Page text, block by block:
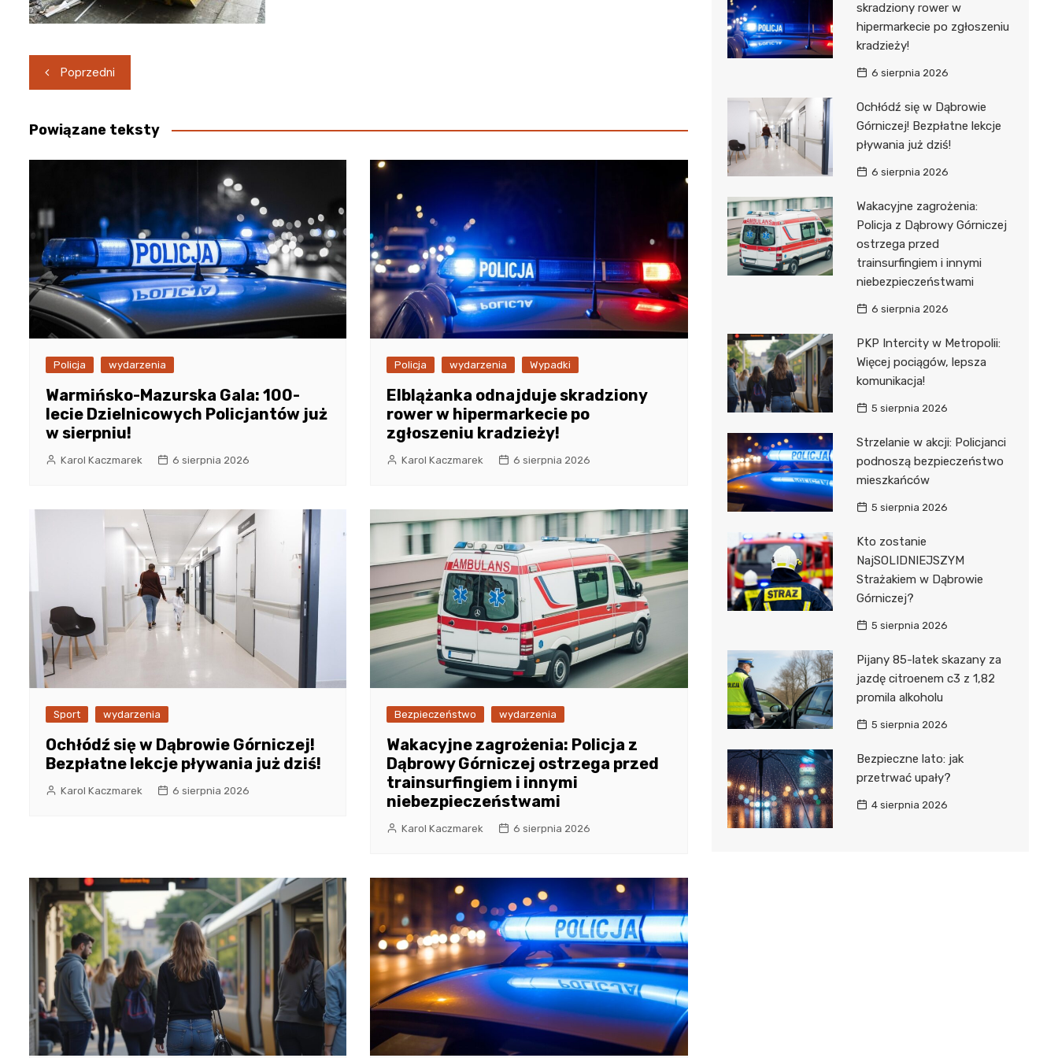
Nawigacja
wpisu
Poprzedni
Powiązane teksty
Policja wydarzenia
Warmińsko-Mazurska Gala: 100-
lecie Dzielnicowych Policjantów już
w sierpniu!
Karol Kaczmarek 6 sierpnia 2026
Policja wydarzenia Wypadki
Elblążanka odnajduje skradziony
rower w hipermarkecie po
zgłoszeniu kradzieży!
Karol Kaczmarek 6 sierpnia 2026
Sport wydarzenia
Ochłódź się w Dąbrowie Górniczej!
Bezpłatne lekcje pływania już dziś!
Karol Kaczmarek 6 sierpnia 2026
Bezpieczeństwo wydarzenia
Wakacyjne zagrożenia: Policja z
Dąbrowy Górniczej ostrzega przed
trainsurfingiem i innymi
niebezpieczeństwami
Karol Kaczmarek 6 sierpnia 2026
skradziony rower w
hipermarkecie po zgłoszeniu
kradzieży!
6 sierpnia 2026
Ochłódź się w Dąbrowie
Górniczej! Bezpłatne lekcje
pływania już dziś!
6 sierpnia 2026
Wakacyjne zagrożenia:
Policja z Dąbrowy Górniczej
ostrzega przed
trainsurfingiem i innymi
niebezpieczeństwami
6 sierpnia 2026
PKP Intercity w Metropolii:
Więcej pociągów, lepsza
komunikacja!
5 sierpnia 2026
Strzelanie w akcji: Policjanci
podnoszą bezpieczeństwo
mieszkańców
5 sierpnia 2026
Kto zostanie
NajSOLIDNIEJSZYM
Strażakiem w Dąbrowie
Górniczej?
5 sierpnia 2026
Pijany 85-latek skazany za
jazdę citroenem c3 z 1,82
promila alkoholu
5 sierpnia 2026
Bezpieczne lato: jak
przetrwać upały?
4 sierpnia 2026